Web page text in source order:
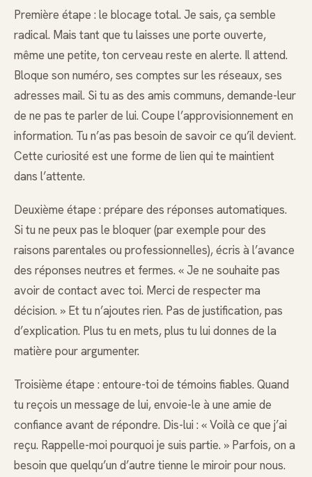
Première étape : le blocage total. Je sais, ça semble
radical. Mais tant que tu laisses une porte ouverte,
même une petite, ton cerveau reste en alerte. Il attend.
Bloque son numéro, ses comptes sur les réseaux, ses
adresses mail. Si tu as des amis communs, demande-leur
de ne pas te parler de lui. Coupe l’approvisionnement en
information. Tu n’as pas besoin de savoir ce qu’il devient.
Cette curiosité est une forme de lien qui te maintient
dans l’attente.
Deuxième étape : prépare des réponses automatiques.
Si tu ne peux pas le bloquer (par exemple pour des
raisons parentales ou professionnelles), écris à l’avance
des réponses neutres et fermes. « Je ne souhaite pas
avoir de contact avec toi. Merci de respecter ma
décision. » Et tu n’ajoutes rien. Pas de justification, pas
d’explication. Plus tu en mets, plus tu lui donnes de la
matière pour argumenter.
Troisième étape : entoure-toi de témoins fiables. Quand
tu reçois un message de lui, envoie-le à une amie de
confiance avant de répondre. Dis-lui : « Voilà ce que j’ai
reçu. Rappelle-moi pourquoi je suis partie. » Parfois, on a
besoin que quelqu’un d’autre tienne le miroir pour nous.